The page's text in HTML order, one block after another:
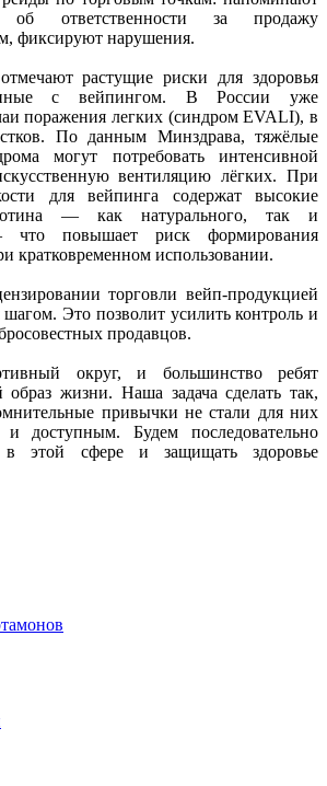
об ответственности за продажу
фиксируют нарушения.
растущие риски для здоровья
с вейпингом. В России уже
поражения легких (синдром EVALI), в
По данным Минздрава, тяжёлые
могут потребовать интенсивной
вентиляцию лёгких. При
для вейпинга содержат высокие
— как натурального, так и
что повышает риск формирования
кратковременном использовании.
торговли вейп-продукцией
Это позволит усилить контроль и
продавцов.
округ, и большинство ребят
жизни. Наша задача сделать так,
привычки не стали для них
доступным. Будем последовательно
в этой сфере и защищать здоровье